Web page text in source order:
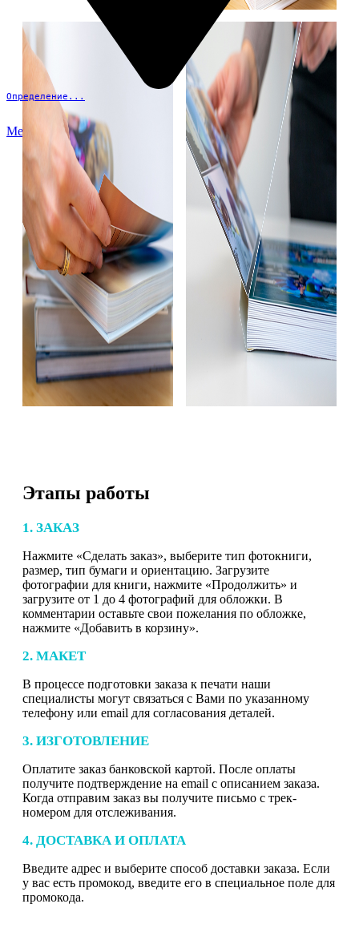
Определение...
Меню
Этапы работы
1. ЗАКАЗ
Нажмите «Сделать заказ», выберите тип фотокниги,
размер, тип бумаги и ориентацию. Загрузите
фотографии для книги, нажмите «Продолжить» и
загрузите от 1 до 4 фотографий для обложки. В
комментарии оставьте свои пожелания по обложке,
нажмите «Добавить в корзину».
2. МАКЕТ
В процессе подготовки заказа к печати наши
специалисты могут связаться с Вами по указанному
телефону или email для согласования деталей.
3. ИЗГОТОВЛЕНИЕ
Оплатите заказ банковской картой. После оплаты
получите подтверждение на email с описанием заказа.
Когда отправим заказ вы получите письмо с трек-
номером для отслеживания.
4. ДОСТАВКА И ОПЛАТА
Введите адрес и выберите способ доставки заказа. Если
у вас есть промокод, введите его в специальное поле для
промокода.